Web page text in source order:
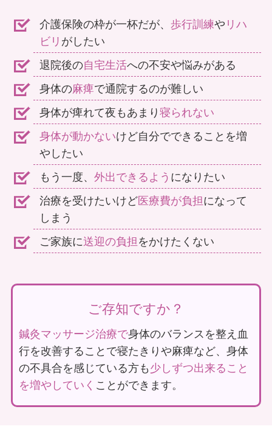
介護保険の枠が一杯だが、 歩行訓練や リハ
ビリ がしたい
退院後の自宅生活への不安や悩みがある
身体の麻痺で通院するのが難しい
身体が痺れて夜もあまり寝られない
身体が動かないけど自分でできることを増
やしたい
もう一度、 外出できるよう になりたい
治療を受けたいけど医療費が負担になって
しまう
ご家族に送迎の負担をかけたくない
ご存知ですか？
鍼灸マッサージ治療で身体のバランスを整え血
行を改善することで寝たきりや麻痺など、身体
の不具合を感じている方も少しずつ出来ること
を増やしていく ことができます。
体に痛み
があって外出できない
不定愁訴
でお悩みの方
38,000 112
往診提携先施設
55
医療機関連携先
357